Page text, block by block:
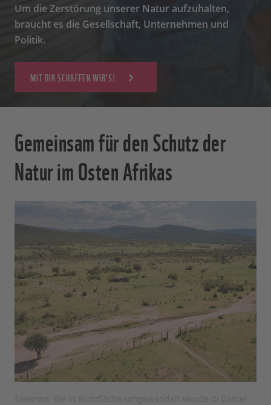
Um die Zerstörung unserer Natur aufzuhalten,
braucht es die Gesellschaft, Unternehmen und
Politik.
MIT DIR SCHAFFEN WIR'S!
Gemeinsam für den Schutz der
Natur im Osten Afrikas